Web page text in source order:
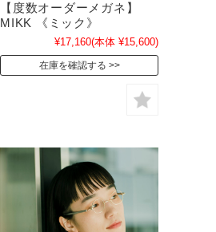
【度数オーダーメガネ】
MIKK 《ミック》
¥17,160(本体 ¥15,600)
在庫を確認する